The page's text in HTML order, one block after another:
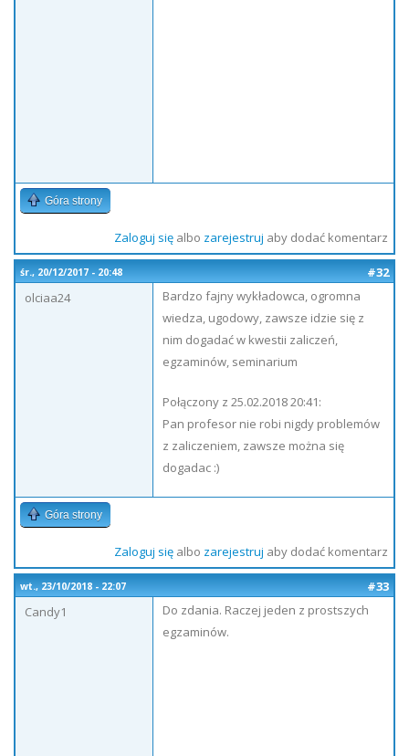
Góra strony
Zaloguj sięalbo zarejestruj aby dodać komentarz
śr., 20/12/2017 - 20:48
#32
olciaa24
Bardzo fajny wykładowca, ogromna
wiedza, ugodowy, zawsze idzie się z
nim dogadać w kwestii zaliczeń,
egzaminów, seminarium
Połączony z 25.02.2018 20:41:
Pan profesor nie robi nigdy problemów
z zaliczeniem, zawsze można się
dogadac :)
Góra strony
Zaloguj sięalbo zarejestruj aby dodać komentarz
wt., 23/10/2018 - 22:07
#33
Candy1
Do zdania. Raczej jeden z prostszych
egzaminów.